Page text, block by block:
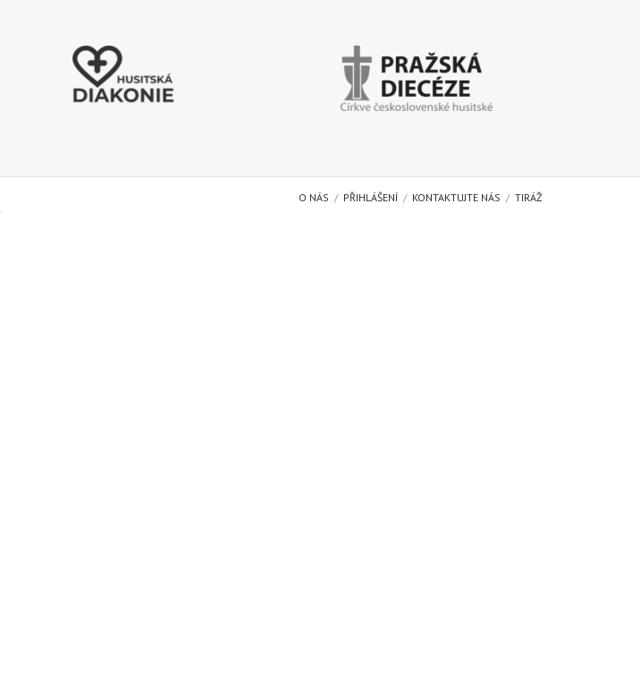
.
O NÁS PŘIHLÁŠENÍ KONTAKTUJTE NÁS TIRÁŽ